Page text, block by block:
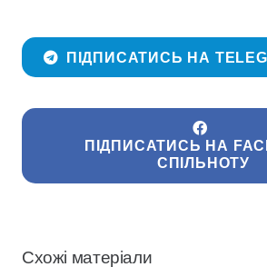
ПІДПИСАТИСЬ НА
ПІДПИСАТИСЬ НА
СПІЛЬНОТУ
Схожі матеріали